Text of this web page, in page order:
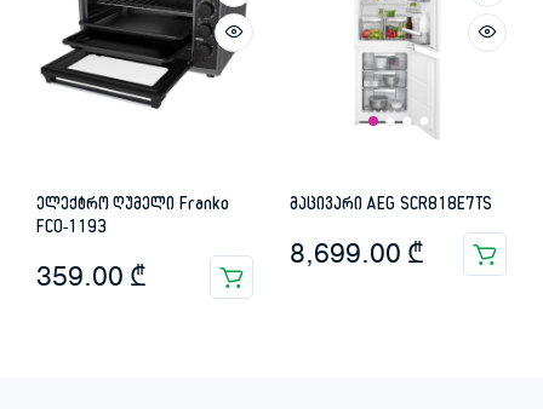
ელექტრო ღუმელი Franko
FCO-1193
359.00 ₾
მაცივარი AEG SCR818E7TS
8,699.00 ₾